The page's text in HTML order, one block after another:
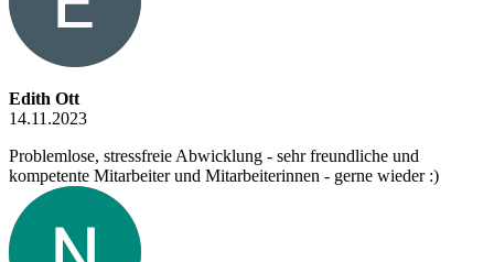
Edith Ott
14.11.2023
Problemlose, stressfreie Abwicklung - sehr freundliche und
kompetente Mitarbeiter und Mitarbeiterinnen - gerne wieder :)